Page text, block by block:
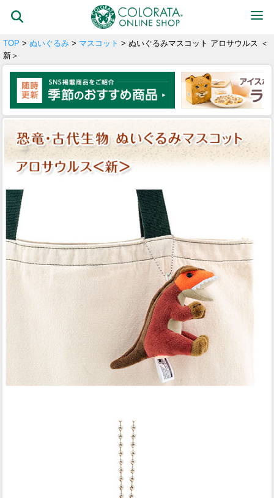
TOP > ぬいぐるみ > マスコット > ぬいぐるみマスコット アロサウルス ＜
新＞